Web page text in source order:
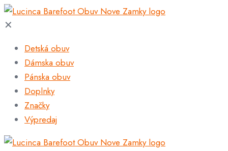
✕
Detská obuv
Dámska obuv
Pánska obuv
Doplnky
Značky
Výpredaj